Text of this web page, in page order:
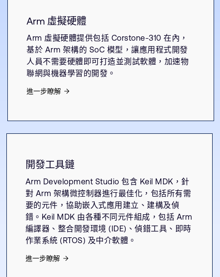
Arm 虛擬硬體
Arm 虛擬硬體提供包括 Corstone-310 在內，
基於 Arm 架構的 SoC 模型，讓應用程式開發
人員不需要硬體即可打造並測試軟體，加速物
聯網與機器學習的開發。
進一步瞭解
開發工具鏈
Arm Development Studio 包含 Keil MDK，針
對 Arm 架構微控制器進行最佳化，包括所有需
要的元件，協助嵌入式應用建立、建構及偵
錯。Keil MDK 由各種不同元件組成，包括 Arm
編譯器、整合開發環境 (IDE)、偵錯工具、即時
作業系統 (RTOS) 及中介軟體。
進一步瞭解